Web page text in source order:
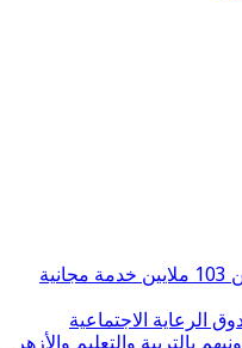
«100 يوم صحة» قدمت أكثر من 103 ملايين خدمة مجانية
الرعاية الاجتماعية
بالتربية والتعليم والأزهر